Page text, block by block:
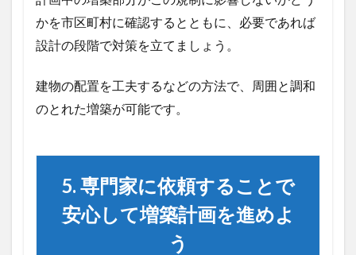
かを市区町村に確認するとともに、必要であれば
設計の段階で対策を立てましょう。
建物の配置を工夫するなどの方法で、周囲と調和
のとれた増築が可能です。
5. 専門家に依頼することで
安心して増築計画を進めよ
う